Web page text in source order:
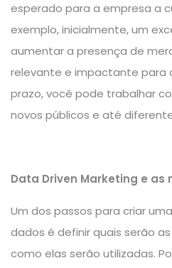
esperado para a empresa a
exemplo, inicialmente, um
aumentar a presença de
relevante e impactante para
prazo, você pode trabalhar
novos públicos e até
Data Driven Marketing e as
Um dos passos para criar
dados é definir quais serão
como elas serão utilizadas.